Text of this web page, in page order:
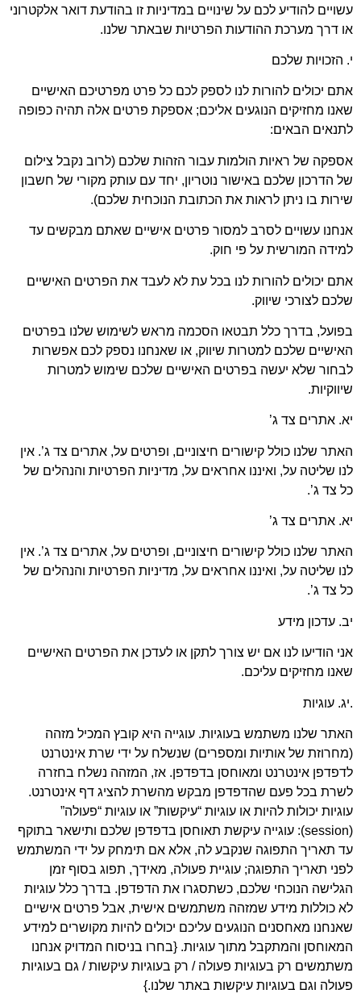
להודיע לכם על שינויים במדיניות זו בהודעת דואר אלקטרוני
דרך מערכת ההודעות הפרטיות שבאתר שלנו.
הזכויות שלכם
יכולים להורות לנו לספק לכם כל פרט מפרטיכם האישיים
מחזיקים הנוגעים אליכם; אספקת פרטים אלה תהיה כפופה
הבאים:
של ראיות הולמות עבור הזהות שלכם (לרוב נקבל צילום
הדרכון שלכם באישור נוטריון, יחד עם עותק מקורי של חשבון
בו ניתן לראות את הכתובת הנוכחית שלכם).
עשויים לסרב למסור פרטים אישיים שאתם מבקשים עד
המורשית על פי חוק.
יכולים להורות לנו בכל עת לא לעבד את הפרטים האישיים
לצורכי שיווק.
בדרך כלל תבטאו הסכמה מראש לשימוש שלנו בפרטים
שלכם למטרות שיווק, או שאנחנו נספק לכם אפשרות
שלא יעשה בפרטים האישיים שלכם שימוש למטרות
אתרים צד ג’
שלנו כולל קישורים חיצוניים, ופרטים על, אתרים צד ג’. אין
שליטה על, ואיננו אחראים על, מדיניות הפרטיות והנהלים של
צד ג’.
אתרים צד ג’
שלנו כולל קישורים חיצוניים, ופרטים על, אתרים צד ג’. אין
שליטה על, ואיננו אחראים על, מדיניות הפרטיות והנהלים של
צד ג’.
עדכון מידע
הודיעו לנו אם יש צורך לתקן או לעדכן את הפרטים האישיים
מחזיקים עליכם.
עוגיות
שלנו משתמש בעוגיות. עוגייה היא קובץ המכיל מזהה
של אותיות ומספרים) שנשלח על ידי שרת אינטרנט
אינטרנט ומאוחסן בדפדפן. אז, המזהה נשלח בחזרה
בכל פעם שהדפדפן מבקש מהשרת להציג דף אינטרנט.
יכולות להיות או עוגיות “עיקשות” או עוגיות “פעולה”
(session): עוגייה עיקשת תאוחסן בדפדפן שלכם ותישאר בתוקף
תאריך התפוגה שנקבע לה, אלא אם תימחק על ידי המשתמש
תאריך התפוגה; עוגיית פעולה, מאידך, תפוג בסוף זמן
הנוכחי שלכם, כשתסגרו את הדפדפן. בדרך כלל עוגיות
כוללות מידע שמזהה משתמשים אישית, אבל פרטים אישיים
מאחסנים הנוגעים עליכם יכולים להיות מקושרים למידע
והמתקבל מתוך עוגיות. {בחרו בניסוח המדויק אנחנו
רק בעוגיות פעולה / רק בעוגיות עיקשות / גם בעוגיות
וגם בעוגיות עיקשות באתר שלנו.}